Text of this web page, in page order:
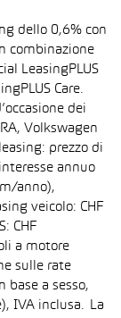
dello 0,6% con
combinazione
LeasingPLUS
Care.
dei
Volkswagen
prezzo di
annuo
anno),
veicolo: CHF
CHF
a motore
sulle rate
base a sesso,
IVA inclusa. La